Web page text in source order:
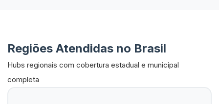
Regiões Atendidas no Brasil
Hubs regionais com cobertura estadual e municipal
completa